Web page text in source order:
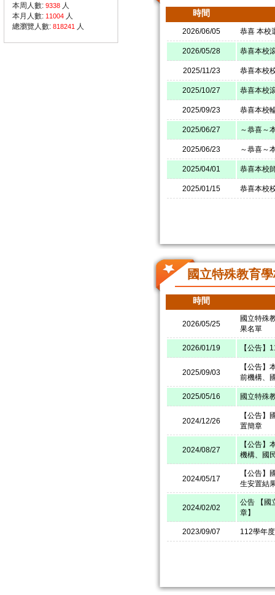
本周人數: 9338 人
本月人數: 11004 人
總瀏覽人數: 818241 人
時間
2026/06/05 恭喜 本校
2026/05/28 恭喜本校
2025/11/23 恭喜本校
2025/10/27 恭喜本校
2025/09/23 恭喜本校
2025/06/27 ～恭喜～
2025/06/23 ～恭喜～
2025/04/01 恭喜本校
2025/01/15 恭喜本校
國立特殊教育
時間
2026/05/25
國立特殊
果名單
2026/01/19 【公告
2025/09/03
【公告
前機構、
2025/05/16 國立特殊
2024/12/26
【公告
置簡章
2024/08/27
【公告
機構、國
2024/05/17
【公告
生安置結
2024/02/02
公告 【國
章】
2023/09/07 112學年